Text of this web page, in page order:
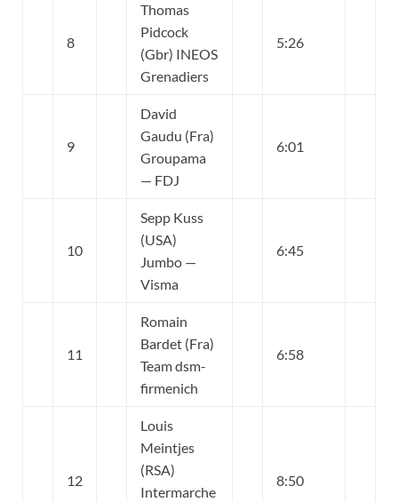
8
Thomas
Pidcock
(Gbr) INEOS
Grenadiers
5:26
9
David
Gaudu (Fra)
Groupama
— FDJ
6:01
10
Sepp Kuss
(USA)
Jumbo —
Visma
6:45
11
Romain
Bardet (Fra)
Team dsm-
firmenich
6:58
12
Louis
Meintjes
(RSA)
Intermarche
8:50